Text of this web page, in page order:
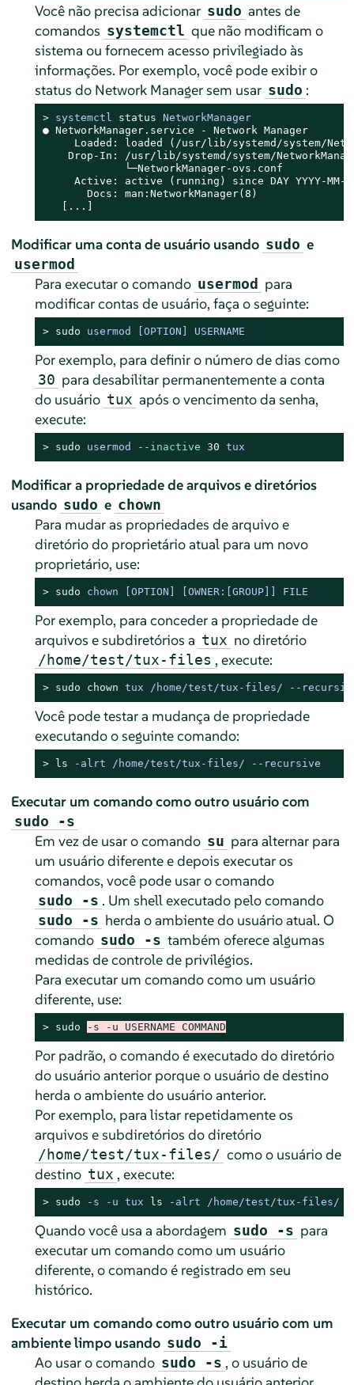
Você não precisa adicionar sudo antes de
comandos systemctl que não modificam o
sistema ou fornecem acesso privilegiado às
informações. Por exemplo, você pode exibir o
status do Network Manager sem usar sudo :
> systemctl status NetworkManager
● NetworkManager.service - Network Manager
Loaded: loaded (/usr/lib/systemd/system/
Drop-In: /usr/lib/systemd/system/
             └─NetworkManager-ovs.conf
Active: active (running) since DAY YYYY-MM-
       Docs: man:NetworkManager(8)
   [...]
Modificar uma conta de usuário usando sudo e
usermod
Para executar o comando usermod para
modificar contas de usuário, faça o seguinte:
> sudo usermod [OPTION] USERNAME
Por exemplo, para definir o número de dias como
30 para desabilitar permanentemente a conta
do usuário tux após o vencimento da senha,
execute:
> sudo usermod --inactive 30 tux
Modificar a propriedade de arquivos e diretórios
usando sudo e chown
Para mudar as propriedades de arquivo e
diretório do proprietário atual para um novo
proprietário, use:
> sudo chown [OPTION] [OWNER:[GROUP] ] FILE
Por exemplo, para conceder a propriedade de
arquivos e subdiretórios a tux no diretório
/home/test/tux-files , execute:
> sudo chown tux /home/test/tux-files/ --
Você pode testar a mudança de propriedade
executando o seguinte comando:
> ls -alrt /home/test/tux-files/ --recursive
Executar um comando como outro usuário com
sudo -s
Em vez de usar o comando su para alternar para
um usuário diferente e depois executar os
comandos, você pode usar o comando
sudo -s . Um shell executado pelo comando
sudo -s herda o ambiente do usuário atual. O
comando sudo -s também oferece algumas
medidas de controle de privilégios.
Para executar um comando como um usuário
diferente, use:
> sudo -s -u USERNAME COMMAND
Por padrão, o comando é executado do diretório
do usuário anterior porque o usuário de destino
herda o ambiente do usuário anterior.
Por exemplo, para listar repetidamente os
arquivos e subdiretórios do diretório
/home/test/tux-files/ como o usuário de
destino tux , execute:
> sudo -s -u tux ls -alrt /home/test/tux-files/
Quando você usa a abordagem sudo -s para
executar um comando como um usuário
diferente, o comando é registrado em seu
histórico.
Executar um comando como outro usuário com um
ambiente limpo usando sudo -i
Ao usar o comando sudo -s , o usuário de